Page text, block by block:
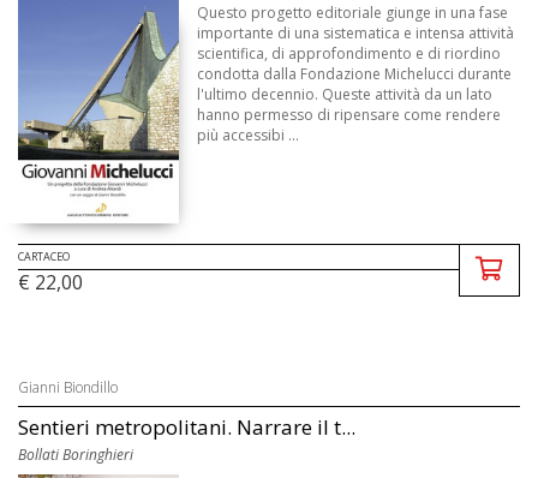
Questo progetto editoriale giunge in una fase
importante di una sistematica e intensa attività
scientifica, di approfondimento e di riordino
condotta dalla Fondazione Michelucci durante
l'ultimo decennio. Queste attività da un lato
hanno permesso di ripensare come rendere
più accessibi ...
CARTACEO
€ 22,00
Gianni Biondillo
Sentieri metropolitani. Narrare il t...
Bollati Boringhieri